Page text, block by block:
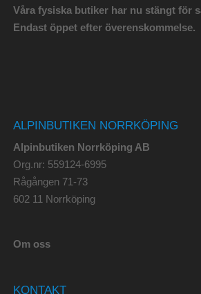
Våra fysiska butiker har nu stängt för
Endast öppet efter överenskommelse.
ALPINBUTIKEN NORRKÖPING
Alpinbutiken Norrköping AB
Org.nr: 559124-6995
Rågången 71-73
602 11 Norrköping
Om oss
KONTAKT